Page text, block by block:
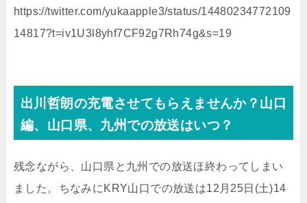
https://twitter.com/yukaapple3/status/14480234772109
14817?t=iv1U3l8yhf7CF92g7Rh74g&s=19
出川哲朗の充電させてもらえませんか？山口
編、山口県、九州での放送はいつ？
残念ながら、山口県と九州での放送ほ終わってしまい
ました。ちなみにKRY山口での放送は12月25日(土)14